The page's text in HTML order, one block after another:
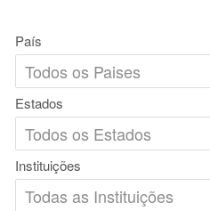
País
Estados
Instituições